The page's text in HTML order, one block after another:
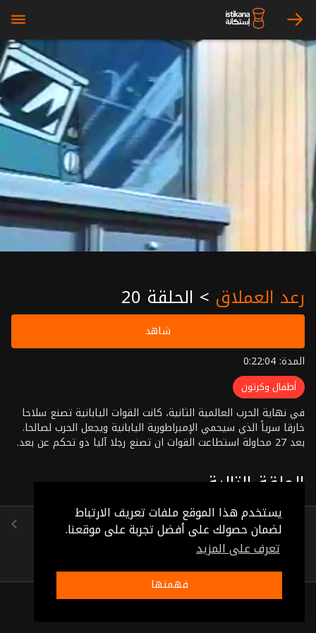
يستخدم هذا الموقع ملفات تعريف الارتباط
لضمان حصولك على أفضل تجربة على موقعنا.
تعرف على المزيد
فهمتها
arrow_right
bars
رعد العملاق > الحلقة 20
شاهد
المدة: 0:22:04
أطفال وكرتون
في نهاية الحرب العالمية الثانية، كانت القوات اليابانية تصنع سلاحا
خارقا سرياً الذي سيحمي الإمبراطورية اليابانية ويجعل الحرب لصالحا.
بعد 27 محاولة استطاعت القوات ان تصنع رجلا آليا ذو تحكم عن بعد.
عن ولد اسمه حسام ابن دكتور ومخترع كبير، وهو الدكتور فريد الذي
اخترع رعد العملاق (الرجل الحديدي) قبل أن يتوفى. وقد تولى الدكتور
كمال صديق الدكتور فريد رعاية الولد اليتيم حسام حتى أصبح في
الشرطة الدولية بمقاومة الشر بالمعاونة مع رعد العملاق والكابتن
سريع. وبكل حلقة شرير جديد ومغامرة جديدة
الحلقة التالية
الحلقة 21
(0:22:14)